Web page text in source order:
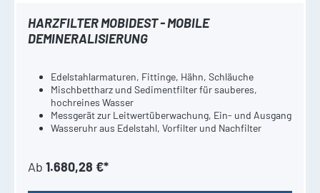
HARZFILTER MOBIDEST - MOBILE
DEMINERALISIERUNG
Edelstahlarmaturen, Fittinge, Hähn, Schläuche
Mischbettharz und Sedimentfilter für sauberes,
hochreines Wasser
Messgerät zur Leitwertüberwachung, Ein- und Ausgang
Wasseruhr aus Edelstahl, Vorfilter und Nachfilter
Ab 1.680,28 €*